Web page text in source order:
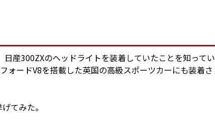
産300ZXのヘッドライトを装着していたことを知ってい
ォードV8を搭載した英国の高級スポーツカーにも装着さ
てみた。